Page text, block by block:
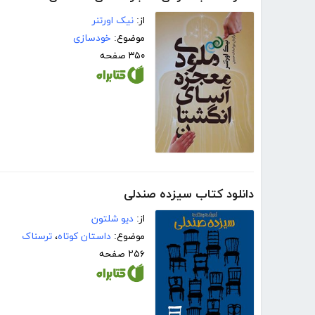
از: نیک اورتنر
موضوع: خودسازی
۳۵۰ صفحه
دانلود کتاب سیزده صندلی
از: دیو شلتون
موضوع: داستان کوتاه، ترسناک
۲۵۶ صفحه